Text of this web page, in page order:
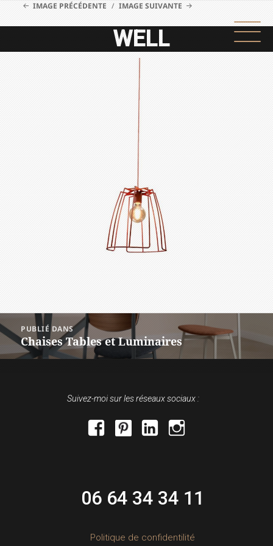
IMAGE PRÉCÉDENTE IMAGE SUIVANTE
WELL
NAVIGATION
DE
L’ARTICLE
PUBLIÉ DANS
Chaises Tables et Luminaires
Suivez-moi sur les réseaux sociaux :
facebookpinterestlinkedininstagram
06 64 34 34 11
Politique de confidentilité